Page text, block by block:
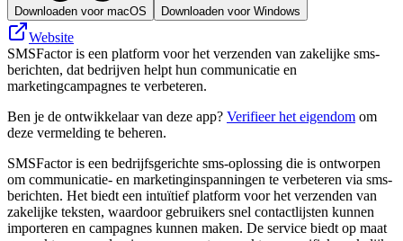
Downloaden voor macOS Downloaden voor Windows
Website
SMSFactor is een platform voor het verzenden van zakelijke sms-
berichten, dat bedrijven helpt hun communicatie en
marketingcampagnes te verbeteren.
Ben je de ontwikkelaar van deze app? Verifieer het eigendom om
deze vermelding te beheren.
SMSFactor is een bedrijfsgerichte sms-oplossing die is ontworpen
om communicatie- en marketinginspanningen te verbeteren via sms-
berichten. Het biedt een intuïtief platform voor het verzenden van
zakelijke teksten, waardoor gebruikers snel contactlijsten kunnen
importeren en campagnes kunnen maken. De service biedt op maat